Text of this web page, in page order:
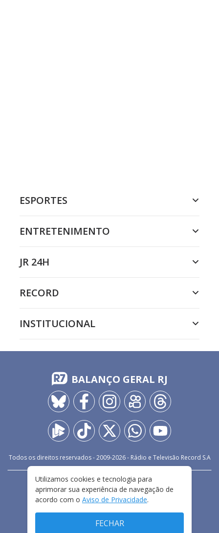
ESPORTES
ENTRETENIMENTO
JR 24H
RECORD
INSTITUCIONAL
BALANÇO GERAL RJ
Todos os direitos reservados - 2009-2026- Rádio e Televisão Record S.A
FALE CONOSCO
PRIVACIDADE
TERMOS E CONDIÇÕES DE USO
Utilizamos cookies e tecnologia para
aprimorar sua experiência de navegação de
acordo com o Aviso de Privacidade.
FECHAR